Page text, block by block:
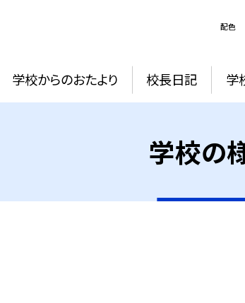
配色
学校からのおたより 校長日記 学
学校の